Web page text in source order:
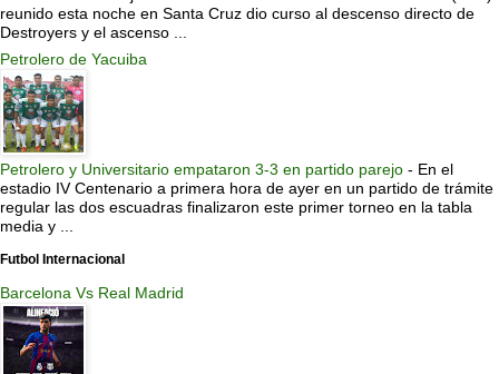
reunido esta noche en Santa Cruz dio curso al descenso directo de
Destroyers y el ascenso ...
Petrolero de Yacuiba
Petrolero y Universitario empataron 3-3 en partido parejo - En el
estadio IV Centenario a primera hora de ayer en un partido de trámite
regular las dos escuadras finalizaron este primer torneo en la tabla
media y ...
Futbol Internacional
Barcelona Vs Real Madrid